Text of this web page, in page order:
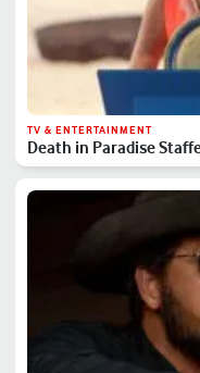
TV & ENTERTAINMENT
Death in Paradise